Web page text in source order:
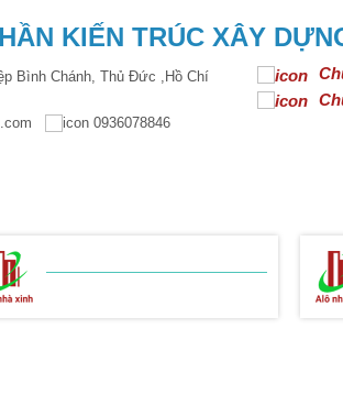
KIẾN TRÚC XÂY
Bình Chánh, Thủ Đức ,Hồ Chí
0936078846